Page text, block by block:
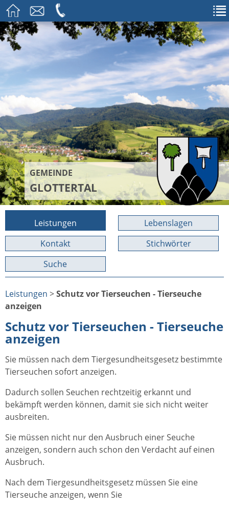
GEMEINDE
GLOTTERTAL
Leistungen
Lebenslagen
Kontakt
Stichwörter
Suche
Leistungen >Schutz vor Tierseuchen - Tierseuche
anzeigen
Schutz vor Tierseuchen - Tierseuche
anzeigen
Sie müssen nach dem Tiergesundheitsgesetz bestimmte
Tierseuchen sofort anzeigen.
Dadurch sollen Seuchen rechtzeitig erkannt und
bekämpft werden können, damit sie sich nicht weiter
ausbreiten.
Sie müssen nicht nur den Ausbruch einer Seuche
anzeigen, sondern auch schon den Verdacht auf einen
Ausbruch.
Nach dem Tiergesundheitsgesetz müssen Sie eine
Tierseuche anzeigen, wenn Sie